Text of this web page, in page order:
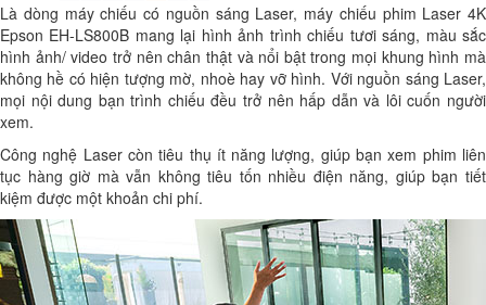
Là dòng máy chiếu có nguồn sáng Laser, máy chiếu phim Laser 4K
Epson EH-LS800B mang lại hình ảnh trình chiếu tươi sáng, màu sắc
hình ảnh/ video trở nên chân thật và nổi bật trong mọi khung hình mà
không hề có hiện tượng mờ, nhoè hay vỡ hình. Với nguồn sáng Laser,
mọi nội dung bạn trình chiếu đều trở nên hấp dẫn và lôi cuốn người
xem.
Công nghệ Laser còn tiêu thụ ít năng lượng, giúp bạn xem phim liên
tục hàng giờ mà vẫn không tiêu tốn nhiều điện năng, giúp bạn tiết
kiệm được một khoản chi phí.